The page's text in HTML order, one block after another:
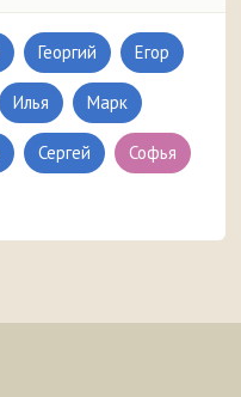
Георгий Егор
Илья Марк
Сергей Софья